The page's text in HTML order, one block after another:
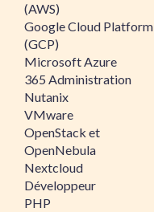
(AWS)
Google Cloud Platform
(GCP)
Microsoft Azure
365 Administration
Nutanix
VMware
OpenStack et
OpenNebula
Nextcloud
Développeur
PHP